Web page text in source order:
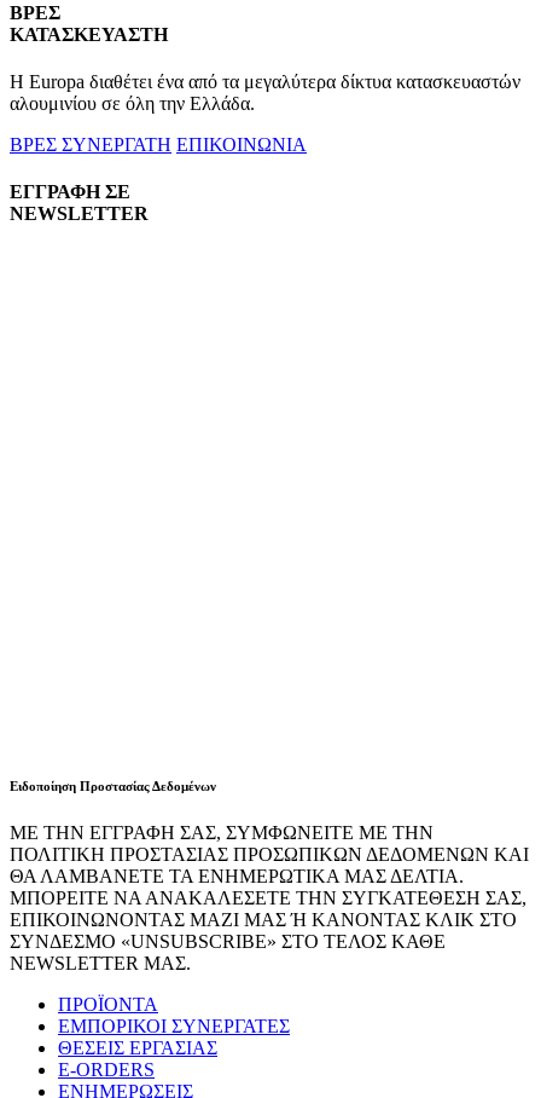
ΒΡΕΣ
ΚΑΤΑΣΚΕΥΑΣΤΗ
Η Europa διαθέτει ένα από τα μεγαλύτερα δίκτυα κατασκευαστών
αλουμινίου σε όλη την Ελλάδα.
ΒΡΕΣ ΣΥΝΕΡΓΑΤΗ ΕΠΙΚΟΙΝΩΝΙΑ
ΕΓΓΡΑΦΗ ΣΕ
NEWSLETTER
Ειδοποίηση Προστασίας Δεδομένων
ΜΕ ΤΗΝ ΕΓΓΡΑΦΗ ΣΑΣ, ΣΥΜΦΩΝΕΙΤΕ ΜΕ ΤΗΝ
ΠΟΛΙΤΙΚΗ ΠΡΟΣΤΑΣΙΑΣ ΠΡΟΣΩΠΙΚΩΝ ΔΕΔΟΜΕΝΩΝ ΚΑΙ
ΘΑ ΛΑΜΒΑΝΕΤΕ ΤΑ ΕΝΗΜΕΡΩΤΙΚΑ ΜΑΣ ΔΕΛΤΙΑ.
ΜΠΟΡΕΙΤΕ ΝΑ ΑΝΑΚΑΛΕΣΕΤΕ ΤΗΝ ΣΥΓΚΑΤΕΘΕΣΗ ΣΑΣ,
ΕΠΙΚΟΙΝΩΝΟΝΤΑΣ ΜΑΖΙ ΜΑΣ Ή ΚΑΝΟΝΤΑΣ ΚΛΙΚ ΣΤΟ
ΣΥΝΔΕΣΜΟ «UNSUBSCRIBE» ΣΤΟ ΤΕΛΟΣ ΚΑΘΕ
NEWSLETTER ΜΑΣ.
ΠΡΟΪΟΝΤΑ
ΕΜΠΟΡΙΚΟΙ ΣΥΝΕΡΓΑΤΕΣ
ΘΕΣΕΙΣ ΕΡΓΑΣΙΑΣ
E-ORDERS
ΕΝΗΜΕΡΩΣΕΙΣ